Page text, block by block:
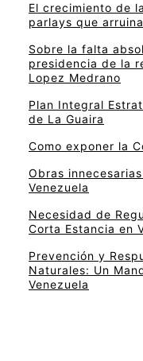
El crecimiento de
parlays que
Sobre la falta
presidencia de la
Lopez Medrano
Plan Integral
de La Guaira
Como exponer la
Obras
Venezuela
Necesidad de
Corta Estancia en
Prevención y
Naturales: Un
Venezuela